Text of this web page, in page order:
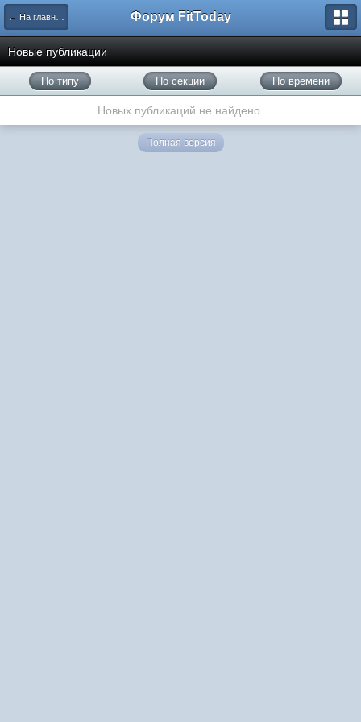
← На главную Форум FitToday
Новые публикации
По типу По секции По времени
Новых публикаций не найдено.
Полная версия